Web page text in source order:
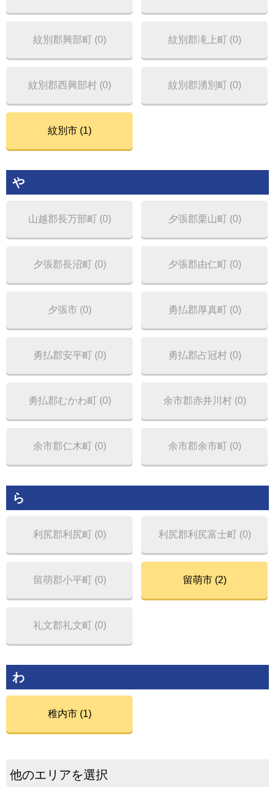
紋別郡興部町 (0) 紋別郡滝上町 (0)
紋別郡西興部村 (0) 紋別郡湧別町 (0)
紋別市 (1)
や
山越郡長万部町 (0) 夕張郡栗山町 (0)
夕張郡長沼町 (0) 夕張郡由仁町 (0)
夕張市 (0) 勇払郡厚真町 (0)
勇払郡安平町 (0) 勇払郡占冠村 (0)
勇払郡むかわ町 (0) 余市郡赤井川村 (0)
余市郡仁木町 (0) 余市郡余市町 (0)
ら
利尻郡利尻町 (0) 利尻郡利尻富士町 (0)
留萌郡小平町 (0) 留萌市 (2)
礼文郡礼文町 (0)
わ
稚内市 (1)
他のエリアを選択